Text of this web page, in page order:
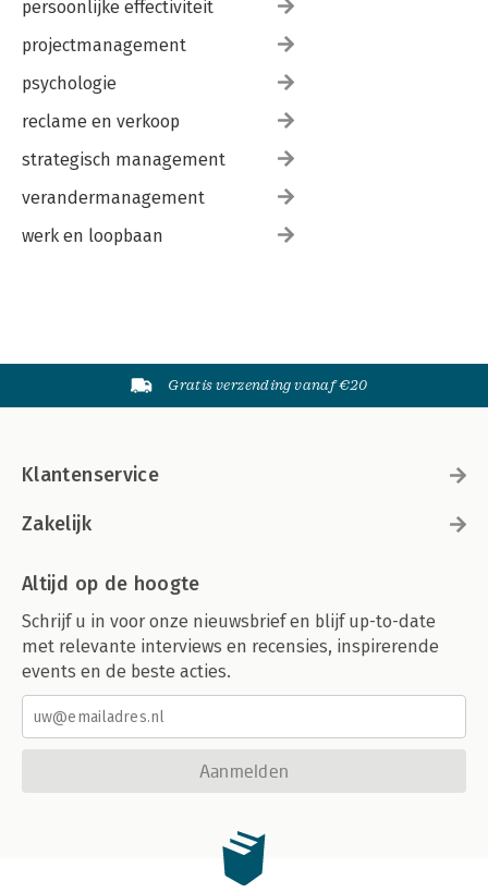
persoonlijke effectiviteit
projectmanagement
psychologie
reclame en verkoop
strategisch management
verandermanagement
werk en loopbaan
Gratis verzending vanaf €20
Klantenservice
Zakelijk
Altijd op de hoogte
Schrijf u in voor onze nieuwsbrief en blijf up-to-date
met relevante interviews en recensies, inspirerende
events en de beste acties.
Aanmelden